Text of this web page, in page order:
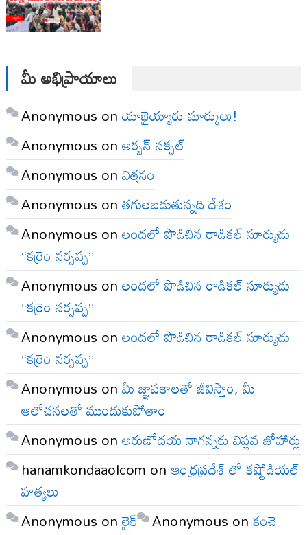
మీ అభిప్రాయాలు
Anonymous onయాభైయ్యారు మార్కులు!
Anonymous onఅర్బన్ నక్సల్
Anonymous onవిత్తనం
Anonymous onతగులబడుతున్నది దేశం
Anonymous onలందలో పొడిచిన రాడికల్ సూర్యుడు
“కర్రెం నర్సప్ప”
Anonymous onలందలో పొడిచిన రాడికల్ సూర్యుడు
“కర్రెం నర్సప్ప”
Anonymous onలందలో పొడిచిన రాడికల్ సూర్యుడు
“కర్రెం నర్సప్ప”
Anonymous onమీ జ్ఞాపకాలతో జీవిస్తాం, మీ
ఆలోచనలతో ముందుకుపోతాం
Anonymous onఅరుణోదయ నాగన్నకు విప్లవ జోహార్లు
hanamkondaaolcom onఆంధ్రప్రదేశ్ లో కష్టోడియల్
హత్యలు
Anonymous onలైక్ Anonymous onకంచె